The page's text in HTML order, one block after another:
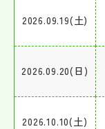
2026.09.19(土)
2026.09.20(日)
2026.10.10(土)